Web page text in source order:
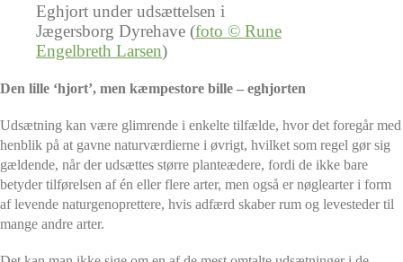
Eghjort under udsættelsen i
Jægersborg Dyrehave (foto © Rune
Engelbreth Larsen)
Den lille ‘hjort’, men kæmpestore bille – eghjorten
Udsætning kan være glimrende i enkelte tilfælde, hvor det foregår med
henblik på at gavne naturværdierne i øvrigt, hvilket som regel gør sig
gældende, når der udsættes større planteædere, fordi de ikke bare
betyder tilførelsen af én eller flere arter, men også er nøglearter i form
af levende naturgenoprettere, hvis adfærd skaber rum og levesteder til
mange andre arter.